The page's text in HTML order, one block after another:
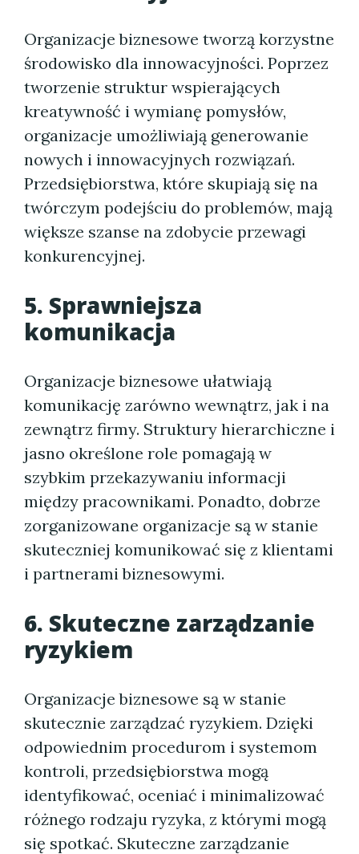
Organizacje biznesowe tworzą korzystne
środowisko dla innowacyjności. Poprzez
tworzenie struktur wspierających
kreatywność i wymianę pomysłów,
organizacje umożliwiają generowanie
nowych i innowacyjnych rozwiązań.
Przedsiębiorstwa, które skupiają się na
twórczym podejściu do problemów, mają
większe szanse na zdobycie przewagi
konkurencyjnej.
5. Sprawniejsza
komunikacja
Organizacje biznesowe ułatwiają
komunikację zarówno wewnątrz, jak i na
zewnątrz firmy. Struktury hierarchiczne i
jasno określone role pomagają w
szybkim przekazywaniu informacji
między pracownikami. Ponadto, dobrze
zorganizowane organizacje są w stanie
skuteczniej komunikować się z klientami
i partnerami biznesowymi.
6. Skuteczne zarządzanie
ryzykiem
Organizacje biznesowe są w stanie
skutecznie zarządzać ryzykiem. Dzięki
odpowiednim procedurom i systemom
kontroli, przedsiębiorstwa mogą
identyfikować, oceniać i minimalizować
różnego rodzaju ryzyka, z którymi mogą
się spotkać. Skuteczne zarządzanie